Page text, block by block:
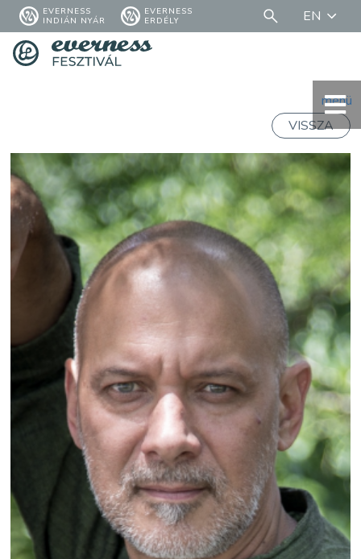
EVERNESS
INDIÁN NYÁR
EVERNESS
ERDÉLY
EN
menü
VISSZA